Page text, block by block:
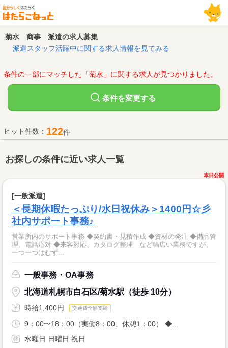
菊水 商事 派遣の求人募集
派遣スタッフ活躍中に関する求人情報を見てみる
条件の一部にマッチした「菊水」に関する求人が見つかりました。
条件を変更する
ヒット件数： 122件
お探しの条件に近い求人一覧
本日公開
[一般派遣]
＜長期休暇たっぷり/水日祝休み＞1400円☆彡
社内サポート事務♪
営業所内のサポート事務 ◆契約書・見積作成 ◆資材の発注 ◆備品管
理、電話応対 ◆来客対応、カタログ整理 など幅広い業務ですが、
一つ一つはむず...
一般事務・OA事務
北海道札幌市白石区/菊水駅（徒歩 10分）
時給1,400円 交通費全額支給
9：00〜18：00（実働8：00、休憩1：00） ◆...
水曜日 日曜日 祝日